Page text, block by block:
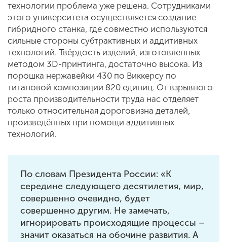
технологии проблема уже решена. Сотрудниками
этого университета осуществляется создание
гибридного станка, где совместно используются
сильные стороны субтрактивных и аддитивных
технологий. Твёрдость изделий, изготовленных
методом 3D-принтинга, достаточно высока. Из
порошка нержавейки 430 по Виккерсу по
титановой композиции 820 единиц. От взрывного
роста производительности труда нас отделяет
только относительная дороговизна деталей,
произведённых при помощи аддитивных
технологий.
По словам Президента России: «К
середине следующего десятилетия, мир,
совершенно очевидно, будет
совершенно другим. Не замечать,
игнорировать происходящие процессы –
значит оказаться на обочине развития. А